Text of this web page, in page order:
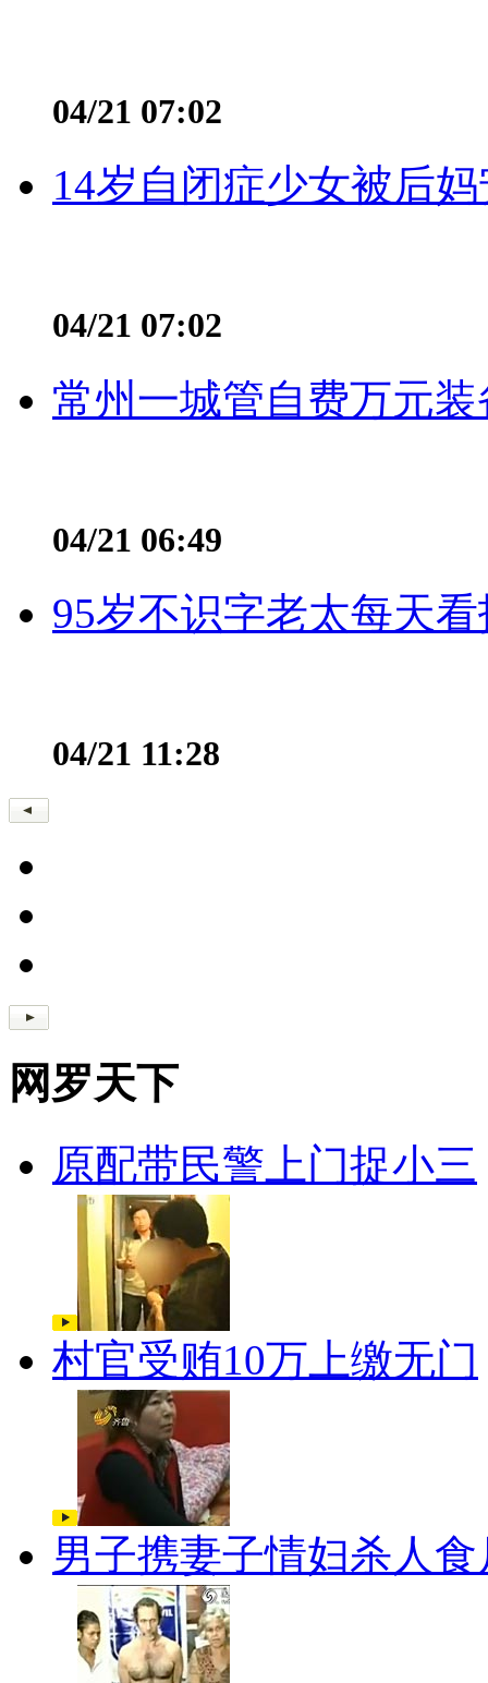
04/21 07:02
14岁自闭症少女被后
04/21 07:02
常州一城管自费万元
04/21 06:49
95岁不识字老太每天
04/21 11:28
网罗天下
原配带民警上门捉小三
村官受贿10万上缴无门
男子携妻子情妇杀人食